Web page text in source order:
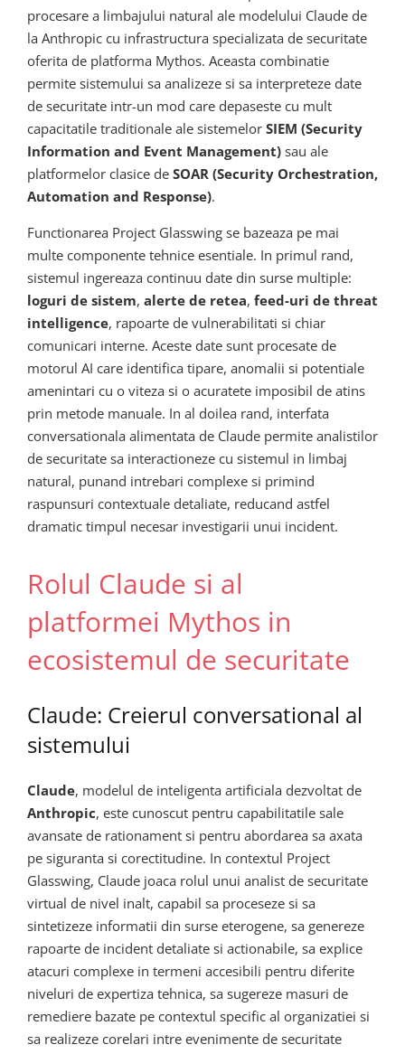
procesare a limbajului natural ale modelului Claude de
la Anthropic cu infrastructura specializata de securitate
oferita de platforma Mythos. Aceasta combinatie
permite sistemului sa analizeze si sa interpreteze date
de securitate intr-un mod care depaseste cu mult
capacitatile traditionale ale sistemelor SIEM (Security
Information and Event Management) sau ale
platformelor clasice de SOAR (Security Orchestration,
Automation and Response).
Functionarea Project Glasswing se bazeaza pe mai
multe componente tehnice esentiale. In primul rand,
sistemul ingereaza continuu date din surse multiple:
loguri de sistem, alerte de retea, feed-uri de threat
intelligence, rapoarte de vulnerabilitati si chiar
comunicari interne. Aceste date sunt procesate de
motorul AI care identifica tipare, anomalii si potentiale
amenintari cu o viteza si o acuratete imposibil de atins
prin metode manuale. In al doilea rand, interfata
conversationala alimentata de Claude permite analistilor
de securitate sa interactioneze cu sistemul in limbaj
natural, punand intrebari complexe si primind
raspunsuri contextuale detaliate, reducand astfel
dramatic timpul necesar investigarii unui incident.
Rolul Claude si al
platformei Mythos in
ecosistemul de securitate
Claude: Creierul conversational al
sistemului
Claude, modelul de inteligenta artificiala dezvoltat de
Anthropic, este cunoscut pentru capabilitatile sale
avansate de rationament si pentru abordarea sa axata
pe siguranta si corectitudine. In contextul Project
Glasswing, Claude joaca rolul unui analist de securitate
virtual de nivel inalt, capabil sa proceseze si sa
sintetizeze informatii din surse eterogene, sa genereze
rapoarte de incident detaliate si actionabile, sa explice
atacuri complexe in termeni accesibili pentru diferite
niveluri de expertiza tehnica, sa sugereze masuri de
remediere bazate pe contextul specific al organizatiei si
sa realizeze corelari intre evenimente de securitate